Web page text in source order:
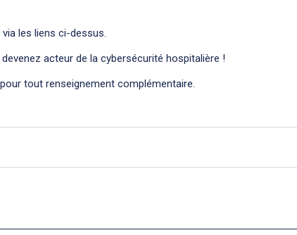
les liens ci-dessus.
acteur de la cybersécurité hospitalière !
tout renseignement complémentaire.